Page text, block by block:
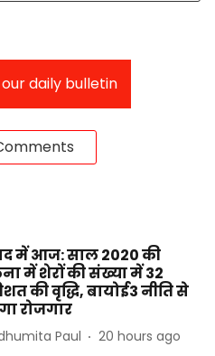
daily bulletin
में आज: साल 2020 की
में शेरों की संख्या में 32
की वृद्धि, बायोई3 नीति से
रोजगार
Paul 20 hours ago